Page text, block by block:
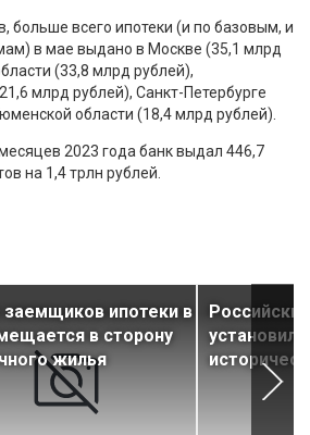
больше всего ипотеки (и по базовым, и
в мае выдано в Москве (35,1 млрд
(33,8 млрд рублей),
млрд рублей), Санкт-Петербурге
области (18,4 млрд рублей).
2023 года банк выдал 446,7
на 1,4 трлн рублей.
заемщиков ипотеки в
в сторону
жилья
установил